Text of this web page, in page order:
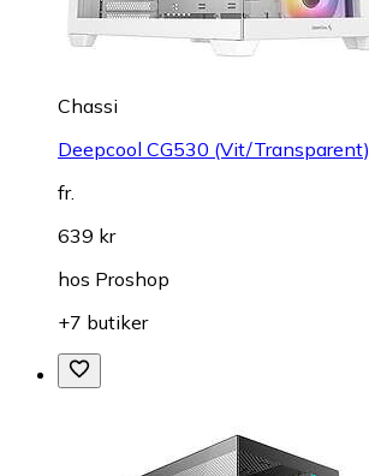
Chassi
Deepcool CG530 (Vit/Transparent)
fr.
639 kr
hos Proshop
+7 butiker